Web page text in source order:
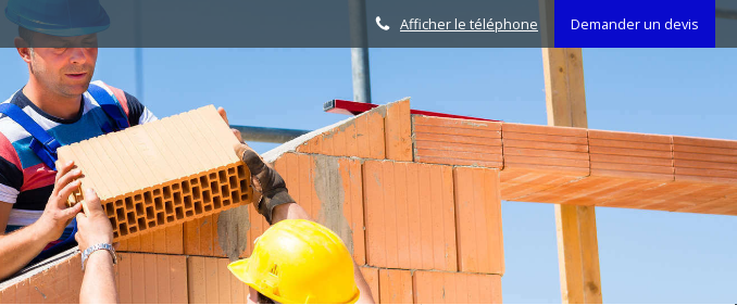
Demander un devis
Afficher le téléphone